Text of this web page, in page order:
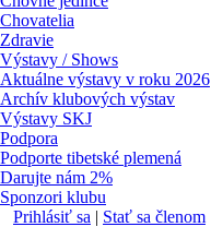
Chovatelia
Zdravie
Výstavy / Shows
Aktuálne výstavy v roku 2026
Archív klubových výstav
Výstavy SKJ
Podpora
Podporte tibetské plemená
Darujte nám 2%
Sponzori klubu
Prihlásiť sa | Stať sa členom